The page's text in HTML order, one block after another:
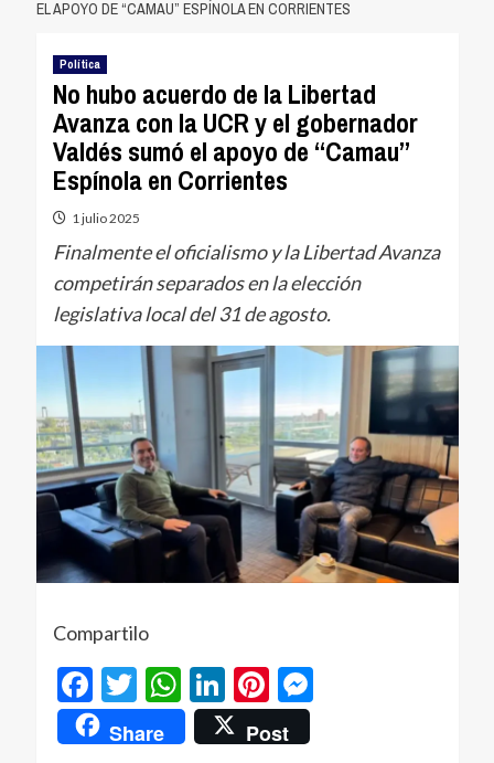
EL APOYO DE “CAMAU” ESPÍNOLA EN CORRIENTES
Política
No hubo acuerdo de la Libertad
Avanza con la UCR y el gobernador
Valdés sumó el apoyo de “Camau”
Espínola en Corrientes
1 julio 2025
Finalmente el oficialismo y la Libertad Avanza
competirán separados en la elección
legislativa local del 31 de agosto.
Compartilo
Facebook
Twitter
WhatsApp
LinkedIn
Pinterest
Messenger
Share Post